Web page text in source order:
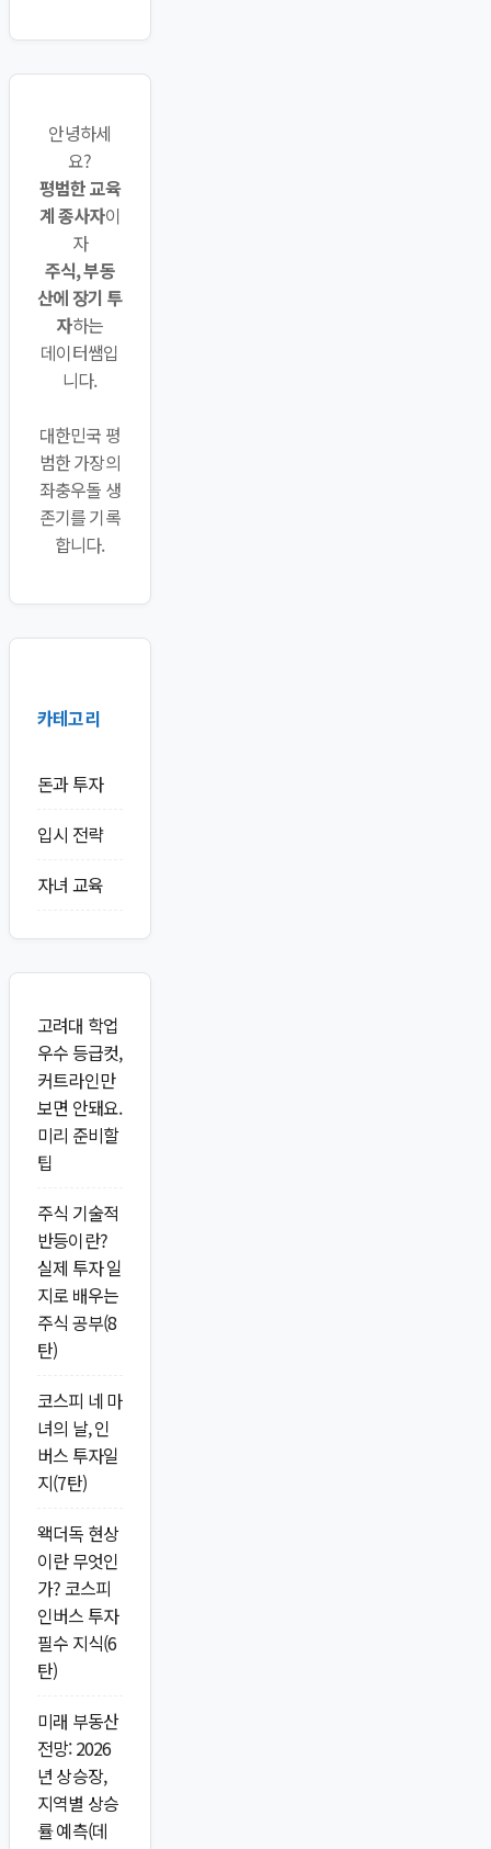
안녕하세
요?
평범한 교육
계 종사자이
자
주식, 부동
산에 장기 투
자하는
데이터쌤입
니다.
대한민국 평
범한 가장의
좌충우돌 생
존기를 기록
합니다.
카테고리
돈과 투자
입시 전략
자녀 교육
고려대 학업
우수 등급컷,
커트라인만
보면 안돼요.
미리 준비할
팁
주식 기술적
반등이란?
실제 투자 일
지로 배우는
주식 공부(8
탄)
코스피 네 마
녀의 날, 인
버스 투자일
지(7탄)
왝더독 현상
이란 무엇인
가? 코스피
인버스 투자
필수 지식(6
탄)
미래 부동산
전망: 2026
년 상승장,
지역별 상승
률 예측(데